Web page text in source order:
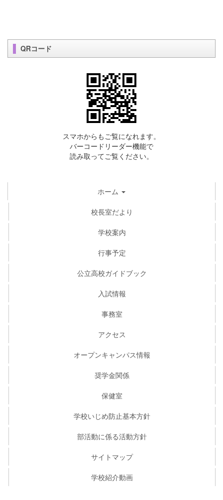
QRコード
スマホからもご覧になれます。
バーコードリーダー機能で
読み取ってご覧ください。
ホーム
校長室だより
学校案内
行事予定
公立高校ガイドブック
入試情報
事務室
アクセス
オープンキャンパス情報
奨学金関係
保健室
学校いじめ防止基本方針
部活動に係る活動方針
サイトマップ
学校紹介動画